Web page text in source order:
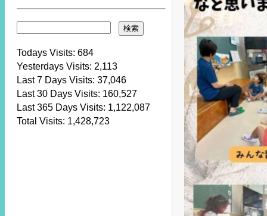
Todays Visits: 684
Yesterdays Visits: 2,113
Last 7 Days Visits: 37,046
Last 30 Days Visits: 160,527
Last 365 Days Visits: 1,122,087
Total Visits: 1,428,723